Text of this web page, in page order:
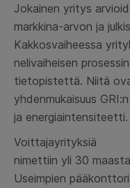
Jokainen yritys
markkina-arvon ja
Kakkosvaiheessa
nelivaiheisen
tietopistettä. Niitä
yhdenmukaisuus
ja energiaintensiteetti.
Voittajayrityksiä
nimettiin yli 30
Useimpien pääkonttori